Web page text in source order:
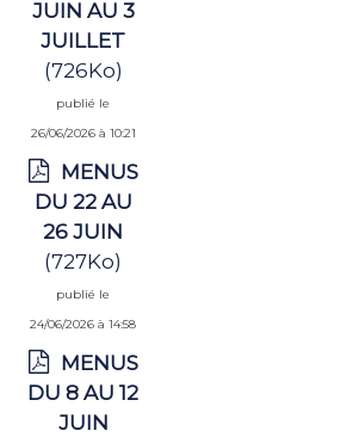
JUIN AU 3
JUILLET
(726Ko)
publié le
26/06/2026 à 10:21
MENUS
DU 22 AU
26 JUIN
(727Ko)
publié le
24/06/2026 à 14:58
MENUS
DU 8 AU 12
JUIN